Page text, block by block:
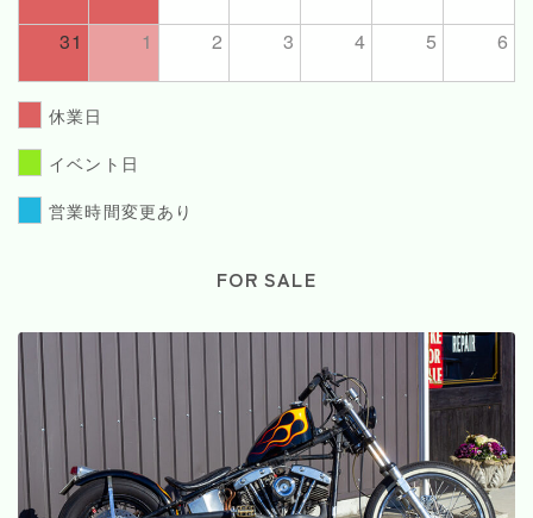
31 1 2 3 4 5 6
休業日
イベント日
営業時間変更あり
FOR SALE